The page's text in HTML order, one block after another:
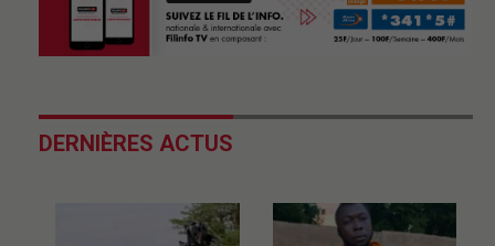
DERNIÈRES ACTUS